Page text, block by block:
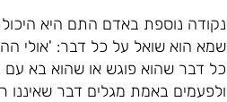
נקודה נוספת באדם התם היא
שמא הוא שואל על כל דבר: 'אולי
כל דבר שהוא פוגש או שהוא בא עם
ולפעמים באמת מגלים דבר